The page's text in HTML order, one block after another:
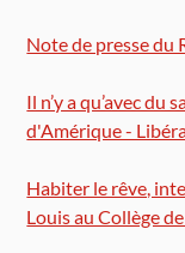
Note de presse du
Il n’y a qu’avec du
d'Amérique -
Habiter le rêve,
Louis au Collège